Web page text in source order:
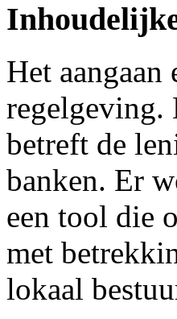
Het aangaan
regelgeving.
betreft de
banken. Er
een tool die
met
lokaal